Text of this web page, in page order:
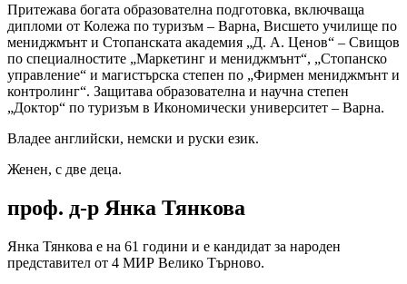
Притежава богата образователна подготовка, включваща
дипломи от Колежа по туризъм – Варна, Висшето училище по
мениджмънт и Стопанската академия „Д. А. Ценов“ – Свищов
по специалностите „Маркетинг и мениджмънт“, „Стопанско
управление“ и магистърска степен по „Фирмен мениджмънт и
контролинг“. Защитава образователна и научна степен
„Доктор“ по туризъм в Икономически университет – Варна.
Владее английски, немски и руски език.
Женен, с две деца.
проф. д-р Янка Тянкова
Янка Тянкова е на 61 години и е кандидат за народен
представител от 4 МИР Велико Търново.